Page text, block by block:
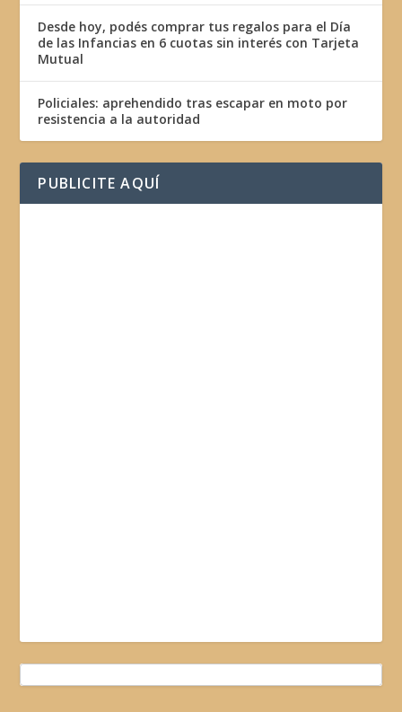
Desde hoy, podés comprar tus regalos para el Día
de las Infancias en 6 cuotas sin interés con Tarjeta
Mutual
Policiales: aprehendido tras escapar en moto por
resistencia a la autoridad
PUBLICITE AQUÍ